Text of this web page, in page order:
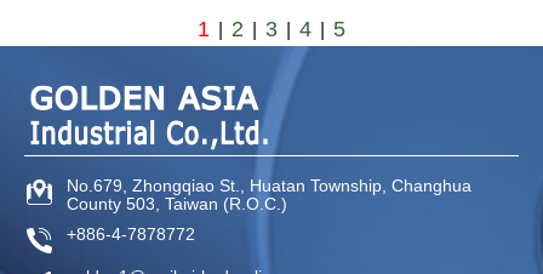
1 2 3 4 5
No.679, Zhongqiao St., Huatan Township, Changhua
County 503, Taiwan (R.O.C.)
+886-4-7878772